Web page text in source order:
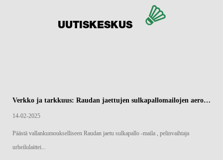
UUTISKESKUS
Verkko ja tarkkuus: Raudan jaettujen sulkapallomailojen aerodynaaminen reuna
14-02-2025
Päästä vallankumoukselliseen Raudan jaetu sulkapallo -maila , pelinvaihtaja
urheilulaittei...